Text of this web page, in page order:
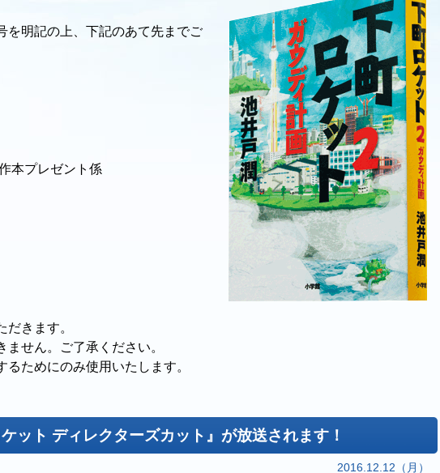
を明記の上、下記のあて先までご
本プレゼント係
だきます。
ません。ご了承ください。
るためにのみ使用いたします。
ット ディレクターズカット』が放送されます！
2016.12.12（月）